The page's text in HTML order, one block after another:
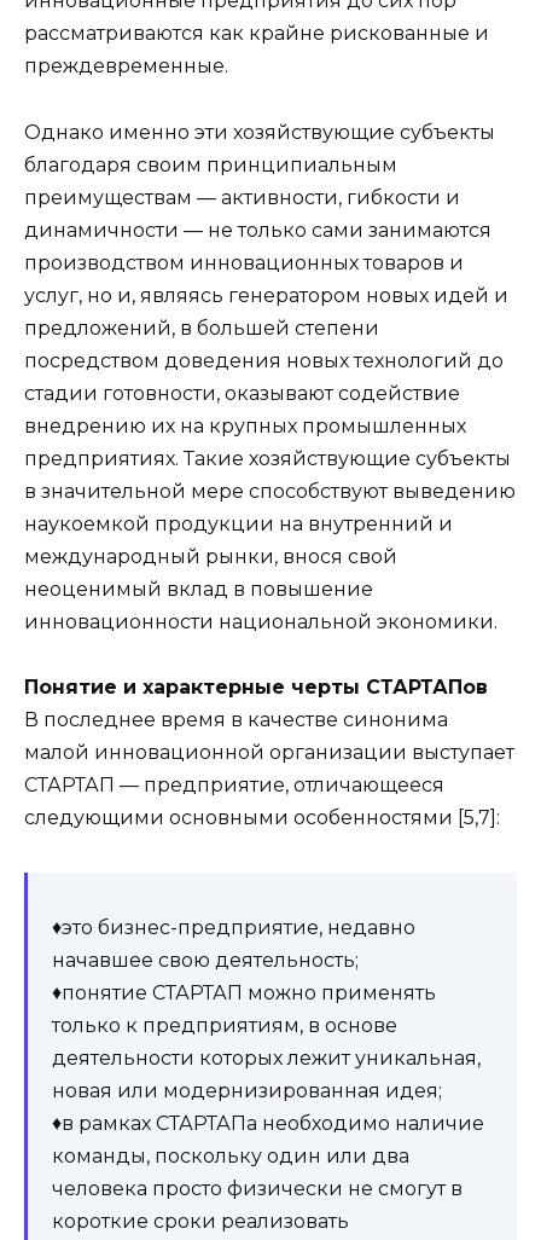
рассматриваются как крайне рискованные и
преждевременные.
Однако именно эти хозяйствующие субъекты
благодаря своим принципиальным
преимуществам — активности, гибкости и
динамичности — не только сами занимаются
производством инновационных товаров и
услуг, но и, являясь генератором новых идей и
предложений, в большей степени
посредством доведения новых технологий до
стадии готовности, оказывают содействие
внедрению их на крупных промышленных
предприятиях. Такие хозяйствующие субъекты
в значительной мере способствуют выведению
наукоемкой продукции на внутренний и
международный рынки, внося свой
неоценимый вклад в повышение
инновационности национальной экономики.
Понятие и характерные черты СТАРТАПов
В последнее время в качестве синонима
малой инновационной организации выступает
СТАРТАП — предприятие, отличающееся
следующими основными особенностями [5,7]:
♦это бизнес-предприятие, недавно
начавшее свою деятельность;
♦понятие СТАРТАП можно применять
только к предприятиям, в основе
деятельности которых лежит уникальная,
новая или модернизированная идея;
♦в рамках СТАРТАПа необходимо наличие
команды, поскольку один или два
человека просто физически не смогут в
короткие сроки реализовать